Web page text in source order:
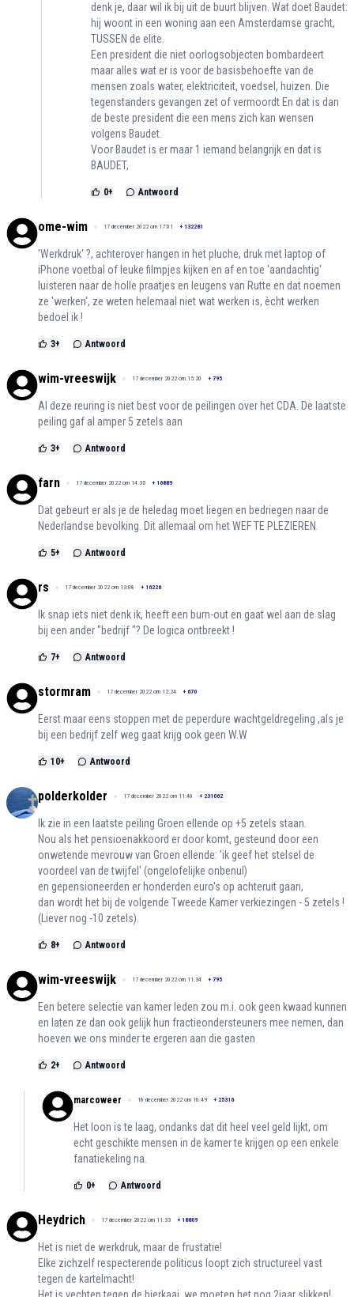
denk je, daar wil ik bij uit de buurt blijven. Wat doet Baudet:
hij woont in een woning aan een Amsterdamse gracht,
TUSSEN de elite.
Een president die niet oorlogsobjecten bombardeert
maar alles wat er is voor de basisbehoefte van de
mensen zoals water, elektriciteit, voedsel, huizen. Die
tegenstanders gevangen zet of vermoordt En dat is dan
de beste president die een mens zich kan wensen
volgens Baudet.
Voor Baudet is er maar 1 iemand belangrijk en dat is
BAUDET,
0+ Antwoord
ome-wim 17 december 2022 om 17:01 + 132281
'Werkdruk' ?, achterover hangen in het pluche, druk met laptop of
iPhone voetbal of leuke filmpjes kijken en af en toe 'aandachtig'
luisteren naar de holle praatjes en leugens van Rutte en dat noemen
ze 'werken', ze weten helemaal niet wat werken is, ècht werken
bedoel ik !
3+ Antwoord
wim-vreeswijk 17 december 2022 om 15:20 + 795
Al deze reuring is niet best voor de peilingen over het CDA. De laatste
peiling gaf al amper 5 zetels aan
3+ Antwoord
farn 17 december 2022 om 14:35 + 16889
Dat gebeurt er als je de heledag moet liegen en bedriegen naar de
Nederlandse bevolking. Dit allemaal om het WEF TE PLEZIEREN.
5+ Antwoord
rs 17 december 2022 om 13:08 + 16226
Ik snap iets niet denk ik, heeft een burn-out en gaat wel aan de slag
bij een ander "bedrijf "? De logica ontbreekt !
7+ Antwoord
stormram 17 december 2022 om 12:24 + 670
Eerst maar eens stoppen met de peperdure wachtgeldregeling ,als je
bij een bedrijf zelf weg gaat krijg ook geen W.W
10+ Antwoord
polderkolder 17 december 2022 om 11:40 + 231062
Ik zie in een laatste peiling Groen ellende op +5 zetels staan.
Nou als het pensioenakkoord er door komt, gesteund door een
onwetende mevrouw van Groen ellende: 'ik geef het stelsel de
voordeel van de twijfel' (ongelofelijke onbenul)
en gepensioneerden er honderden euro's op achteruit gaan,
dan wordt het bij de volgende Tweede Kamer verkiezingen - 5 zetels !
(Liever nog -10 zetels).
8+ Antwoord
wim-vreeswijk 17 december 2022 om 11:34 + 795
Een betere selectie van kamer leden zou m.i. ook geen kwaad kunnen
en laten ze dan ook gelijk hun fractieondersteuners mee nemen, dan
hoeven we ons minder te ergeren aan die gasten
2+ Antwoord
marcoweer 18 december 2022 om 10:49 + 25316
Het loon is te laag, ondanks dat dit heel veel geld lijkt, om
echt geschikte mensen in de kamer te krijgen op een enkele
fanatiekeling na.
0+ Antwoord
Heydrich 17 december 2022 om 11:33 + 18809
Het is niet de werkdruk, maar de frustatie!
Elke zichzelf respecterende politicus loopt zich structureel vast
tegen de kartelmacht!